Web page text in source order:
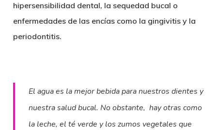
hipersensibilidad dental, la sequedad bucal o
enfermedades de las encías como la gingivitis y la
periodontitis.
El agua es la mejor bebida para nuestros dientes y
nuestra salud bucal. No obstante, hay otras como
la leche, el té verde y los zumos vegetales que